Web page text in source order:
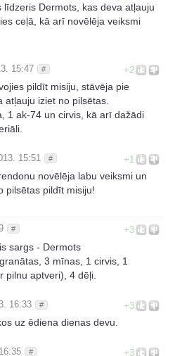
līdzeris Dermots, kas deva atļauju
ceļā, kā arī novēlēja veiksmi
+2
15:47 #
pildīt misiju, stāvēja pie
atļauju iziet no pilsētas.
1 ak-74 un cirvis, kā arī dažādi
+1
15:51 #
novēlēja labu veiksmi un
pilsētas pildīt misiju!
+3
#
sargs - Dermots
3 mīnas, 1 cirvis, 1
pilnu aptveri), 4 dēļi.
+3
16:33 #
uz ēdiena dienas devu.
+3
#